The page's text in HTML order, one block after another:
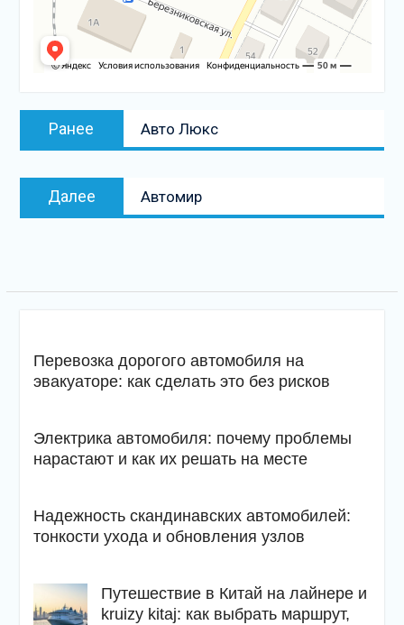
Навигация
Ранее
Предыдущая
запись:
Авто Люкс
Далее
Следующая
запись
Автомир
Перевозка дорогого автомобиля на
эвакуаторе: как сделать это без рисков
Электрика автомобиля: почему проблемы
нарастают и как их решать на месте
Надежность скандинавских автомобилей:
тонкости ухода и обновления узлов
Путешествие в Китай на лайнере и
kruizy kitaj: как выбрать маршрут,